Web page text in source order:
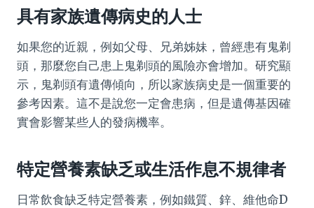
具有家族遺傳病史的人士
如果您的近親，例如父母、兄弟姊妹，曾經患有鬼剃
頭，那麼您自己患上鬼剃頭的風險亦會增加。研究顯
示，鬼剃頭有遺傳傾向，所以家族病史是一個重要的
參考因素。這不是說您一定會患病，但是遺傳基因確
實會影響某些人的發病機率。
特定營養素缺乏或生活作息不規律者
日常飲食缺乏特定營養素，例如鐵質、鋅、維他命D